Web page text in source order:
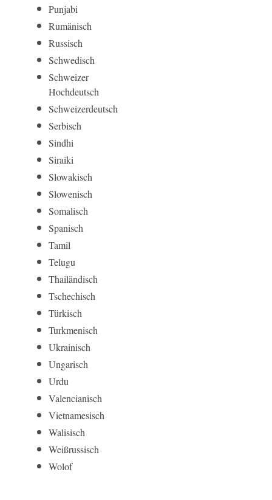
Punjabi
Rumänisch
Russisch
Schwedisch
Schweizer
Hochdeutsch
Schweizerdeutsch
Serbisch
Sindhi
Siraiki
Slowakisch
Slowenisch
Somalisch
Spanisch
Tamil
Telugu
Thailändisch
Tschechisch
Türkisch
Turkmenisch
Ukrainisch
Ungarisch
Urdu
Valencianisch
Vietnamesisch
Walisisch
Weißrussisch
Wolof